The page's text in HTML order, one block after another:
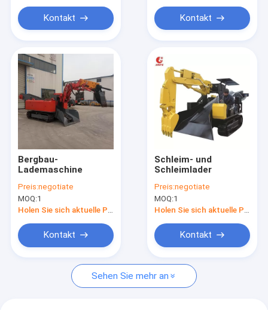
Produkte
Videos
Über uns
Werksbesichtigung
Kontakt mit uns
Eisenbahnschlepplader
Kontakt Kontakt
Bergbau-
Lademaschine
Preis:negotiate
MOQ:1
Holen Sie sich aktuelle Preis
Kontakt
Schleim- und
Schleimlader
Preis:negotiate
MOQ:1
Holen Sie sich aktuelle Preis
Kontakt
Sehen Sie mehr an